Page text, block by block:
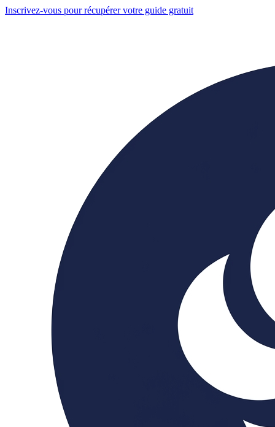
Inscrivez-vous pour récupérer votre guide gratuit